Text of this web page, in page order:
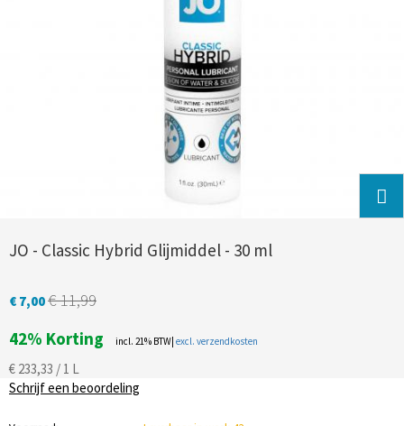
JO - Classic Hybrid Glijmiddel - 30 ml
€ 7,00€ 11,99
42% Korting incl. 21% BTW| excl. verzendkosten
€ 233,33 / 1 L
Schrijf een beoordeling